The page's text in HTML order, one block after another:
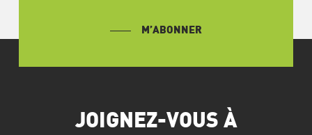
M’ABONNER
JOIGNEZ-VOUS À